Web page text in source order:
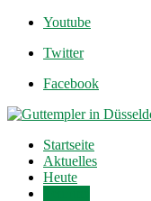
Youtube
Twitter
Facebook
Startseite
Aktuelles
Heute